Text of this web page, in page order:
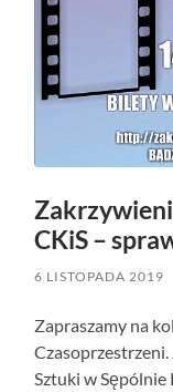
CKiS –
6 LISTOPADA 2019
Zapraszamy na
Sztuki w